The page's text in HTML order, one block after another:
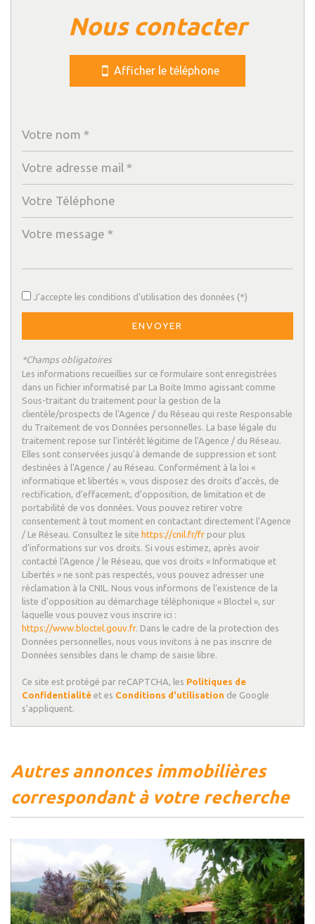
Cinéma
École maternelle
Lycée
Bibliothèque
Bureau de poste
statistiques
Propriétaires (vs. locataires)
52,47 %
Taxe habitation
Taxe foncière
25,04 %
Habitants de moins de 25 ans
25,72 %
Habitants de 25 à 55 ans
Habitants de plus de 55 ans
37,73 %
Nombre d'enfants par famille
Familles sans enfant
Familles avec 1 ou 2 enfants
Maisons
23,60 %
Appartements
76,40 %
Familles avec 3 enfants
nous contacter
Afficher le téléphone
J'accepte les conditions d'utilisation des données (*)
ENVOYER
*Champs obligatoires
Les informations recueillies sur ce formulaire sont enregistrées
dans un fichier informatisé par La Boite Immo agissant comme
Sous-traitant du traitement pour la gestion de la
clientèle/prospects de l'Agence / du Réseau qui reste Responsable
du Traitement de vos Données personnelles. La base légale du
traitement repose sur l'intérêt légitime de l'Agence / du Réseau.
Elles sont conservées jusqu'à demande de suppression et sont
destinées à l'Agence / au Réseau. Conformément à la loi «
informatique et libertés », vous disposez des droits d’accès, de
rectification, d’effacement, d’opposition, de limitation et de
portabilité de vos données. Vous pouvez retirer votre
consentement à tout moment en contactant directement l’Agence
/ Le Réseau. Consultez le site https://cnil.fr/fr pour plus
d’informations sur vos droits. Si vous estimez, après avoir
contacté l'Agence / le Réseau, que vos droits « Informatique et
Libertés » ne sont pas respectés, vous pouvez adresser une
réclamation à la CNIL. Nous vous informons de l’existence de la
liste d'opposition au démarchage téléphonique « Bloctel », sur
laquelle vous pouvez vous inscrire ici :
https://www.bloctel.gouv.fr. Dans le cadre de la protection des
Données personnelles, nous vous invitons à ne pas inscrire de
Données sensibles dans le champ de saisie libre.
Ce site est protégé par reCAPTCHA, les Politiques de
Confidentialité et es Conditions d'utilisation de Google
s'appliquent.
autres annonces immobilières
correspondant à votre recherche